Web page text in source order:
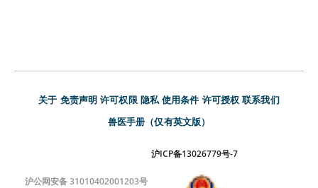
关于 免责声明 许可权限 隐私 使用条件 许可授权 联系我们
兽医手册（仅有英文版）
沪ICP备13026779号-7
沪公网安备 31010402001203号